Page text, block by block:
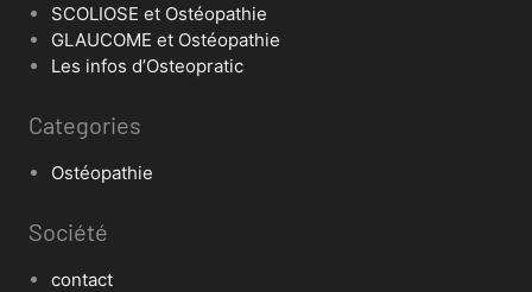
SCOLIOSE et Ostéopathie
GLAUCOME et Ostéopathie
Les infos d’Osteopratic
Categories
Ostéopathie
Société
contact